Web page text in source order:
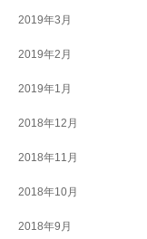
2019年3月
2019年2月
2019年1月
2018年12月
2018年11月
2018年10月
2018年9月